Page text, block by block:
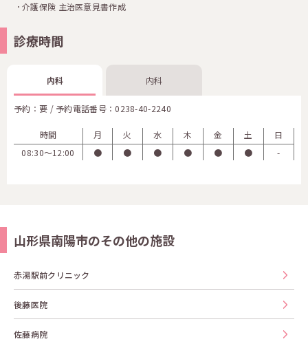
介護保険 主治医意見書作成
診療時間
内科 内科
予約：要 / 予約電話番号： 0238-40-2240
時間 月 火 水 木 金 土
日
08:30〜12:00
● ● ● ● ● ● -
山形県南陽市のその他の施設
赤湯駅前クリニック
後藤医院
佐藤病院